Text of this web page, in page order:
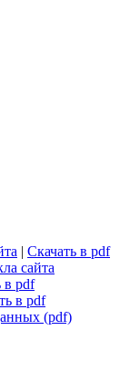
Скачать в pdf
сайта
в pdf
в pdf
(pdf)